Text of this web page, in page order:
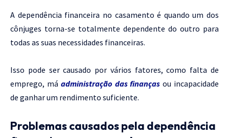
A dependência financeira no casamento é quando um dos
cônjuges torna-se totalmente dependente do outro para
todas as suas necessidades financeiras.
Isso pode ser causado por vários fatores, como falta de
emprego, má administração das finanças ou incapacidade
de ganhar um rendimento suficiente.
Problemas causados pela dependência